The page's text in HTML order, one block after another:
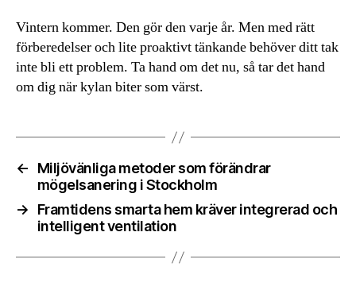
Vintern kommer. Den gör den varje år. Men med rätt
förberedelser och lite proaktivt tänkande behöver ditt tak
inte bli ett problem. Ta hand om det nu, så tar det hand
om dig när kylan biter som värst.
←
Miljövänliga metoder som förändrar
mögelsanering i Stockholm
→
Framtidens smarta hem kräver integrerad och
intelligent ventilation